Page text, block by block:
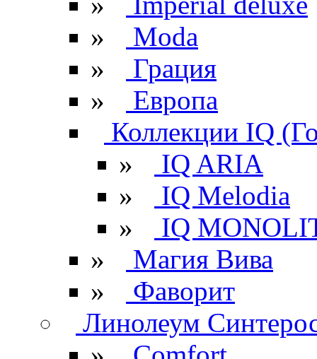
»
Moda
»
Грация
»
Европа
Коллекции IQ
»
IQ ARIA
»
IQ Melodia
»
IQ
»
Магия Вива
»
Фаворит
Линолеум